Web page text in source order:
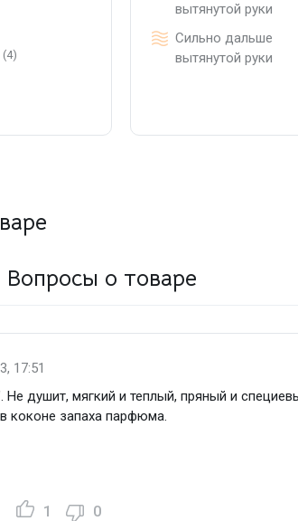
(4)
вытянутой руки
Сильно дальше
вытянутой руки
Вопросы о товаре
17:51
Не душит, мягкий и теплый, пряный и
запаха парфюма.
1 0